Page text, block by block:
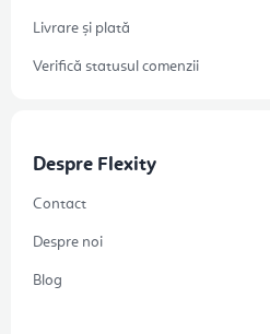
Livrare și plată
Verifică statusul comenzii
Despre Flexity
Contact
Despre noi
Blog